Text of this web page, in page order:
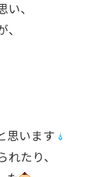
、
思います
たり、